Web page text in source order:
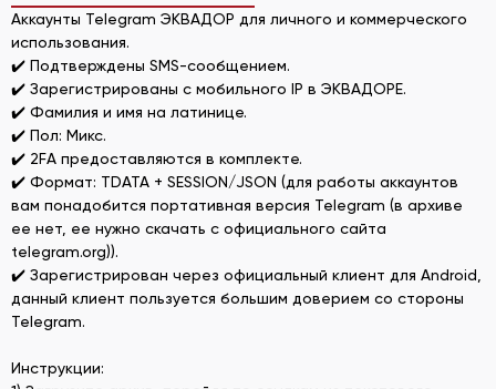
Аккаунты Telegram ЭКВАДОР для личного и коммерческого
использования.
✔️ Подтверждены SMS-сообщением.
✔️ Зарегистрированы с мобильного IP в ЭКВАДОРЕ.
✔️ Фамилия и имя на латинице.
✔️ Пол: Микс.
✔️ 2FA предоставляются в комплекте.
✔️ Формат: TDATA + SESSION/JSON (для работы аккаунтов
вам понадобится портативная версия Telegram (в архиве
ее нет, ее нужно скачать с официального сайта
telegram.org)).
✔️ Зарегистрирован через официальный клиент для Android,
данный клиент пользуется большим доверием со стороны
Telegram.
Инструкции: